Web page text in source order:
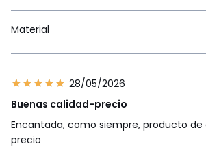
Material
28/05/2026
Buenas calidad-precio
Encantada, como siempre, producto de
precio